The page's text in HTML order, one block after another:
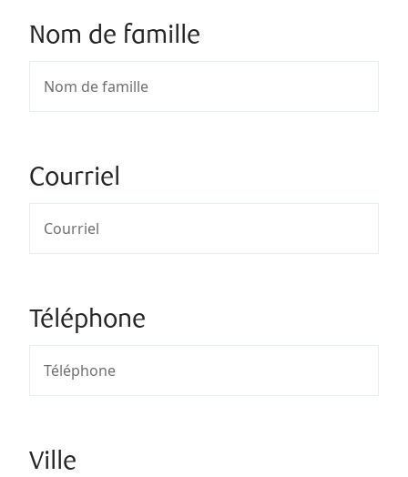
Nom de famille
Courriel
Téléphone
Ville